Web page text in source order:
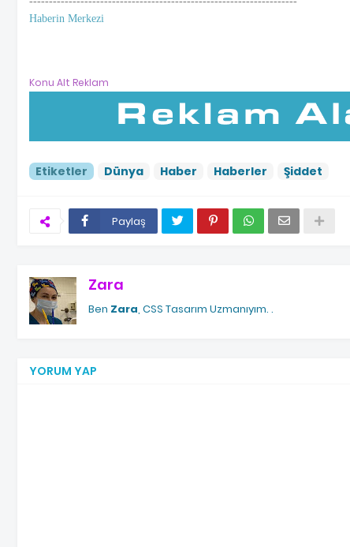
Haberin Merkezi
Konu Alt Reklam
Etiketler Dünya Haber Haberler Şiddet
Paylaş
Zara
Ben Zara, CSS Tasarım Uzmanıyım. .
YORUM YAP